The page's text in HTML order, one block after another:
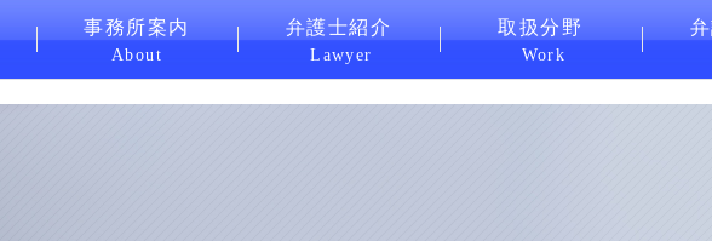
事務所案内
About
弁護士紹介
Lawyer
取扱分野
Work